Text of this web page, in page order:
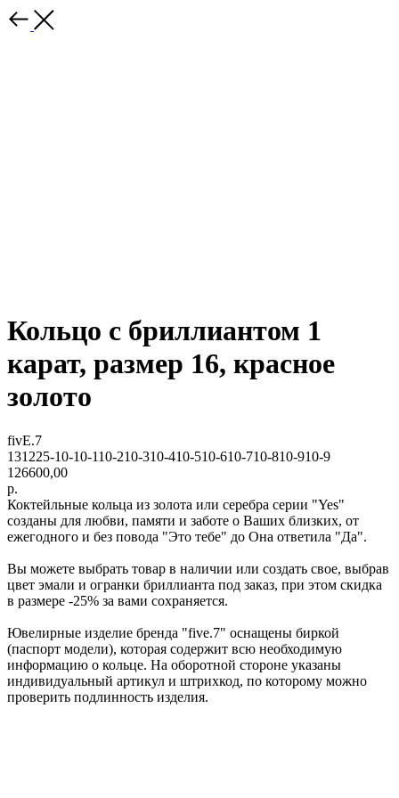
Кольцо с бриллиантом 1
карат, размер 16, красное
золото
fivE.7
131225-10-10-110-210-310-410-510-610-710-810-910-9
126600,00
р.
Коктейльные кольца из золота или серебра серии "Yes"
созданы для любви, памяти и заботе о Ваших близких, от
ежегодного и без повода "Это тебе" до Она ответила "Да".
Вы можете выбрать товар в наличии или создать свое, выбрав
цвет эмали и огранки бриллианта под заказ, при этом скидка
в размере -25% за вами сохраняется.
Ювелирные изделие бренда "five.7" оснащены биркой
(паспорт модели), которая содержит всю необходимую
информацию о кольце. На оборотной стороне указаны
индивидуальный артикул и штрихкод, по которому можно
проверить подлинность изделия.